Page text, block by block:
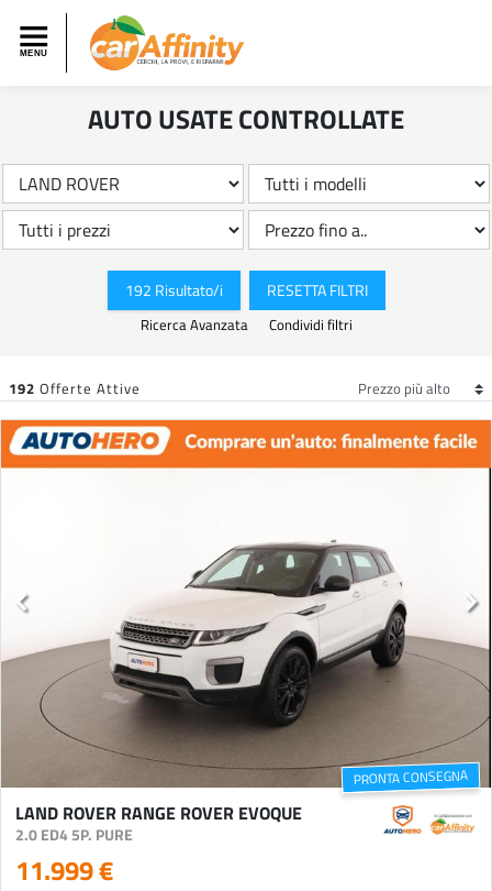
AUTO USATE CONTROLLATE
192 Risultato/i RESETTA FILTRI
Ricerca Avanzata Condividi filtri
192 Offerte Attive
PRONTA CONSEGNA
LAND ROVER RANGE ROVER EVOQUE
2.0 ED4 5P. PURE
11.999 €